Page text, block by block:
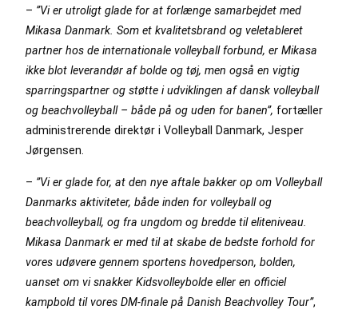
– ”Vi er utroligt glade for at forlænge samarbejdet med
Mikasa Danmark. Som et kvalitetsbrand og veletableret
partner hos de internationale volleyball forbund, er Mikasa
ikke blot leverandør af bolde og tøj, men også en vigtig
sparringspartner og støtte i udviklingen af dansk volleyball
og beachvolleyball – både på og uden for banen”, fortæller
administrerende direktør i Volleyball Danmark, Jesper
Jørgensen.
– ”Vi er glade for, at den nye aftale bakker op om Volleyball
Danmarks aktiviteter, både inden for volleyball og
beachvolleyball, og fra ungdom og bredde til eliteniveau.
Mikasa Danmark er med til at skabe de bedste forhold for
vores udøvere gennem sportens hovedperson, bolden,
uanset om vi snakker Kidsvolleybolde eller en officiel
kampbold til vores DM-finale på Danish Beachvolley Tour”,